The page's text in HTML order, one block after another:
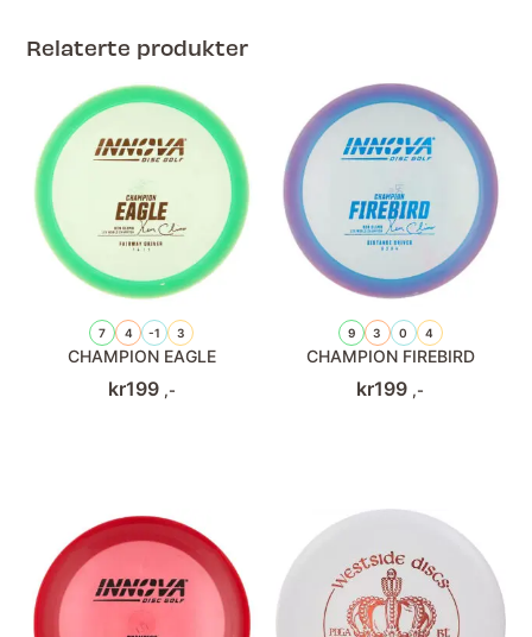
Relaterte produkter
7 4 -1 3
CHAMPION EAGLE
kr199 ,-
9 3 0 4
CHAMPION FIREBIRD
kr199 ,-